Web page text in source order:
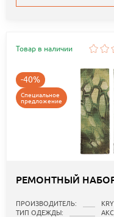
Товар в наличии
-40%
Специальное
предложение
РЕМОНТНЫЙ НАБОР
ПРОИЗВОДИТЕЛЬ:
ТИП ОДЕЖДЫ: